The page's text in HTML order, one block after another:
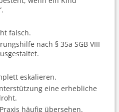
falsch.
nach § 35a SGB VIII
eskalieren.
eine erhebliche
häufig übersehen.